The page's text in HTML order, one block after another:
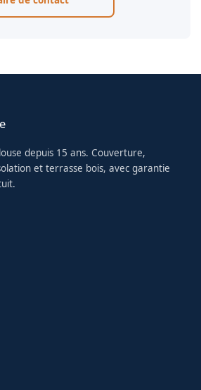
depuis 15 ans. Couverture,
et terrasse bois, avec garantie